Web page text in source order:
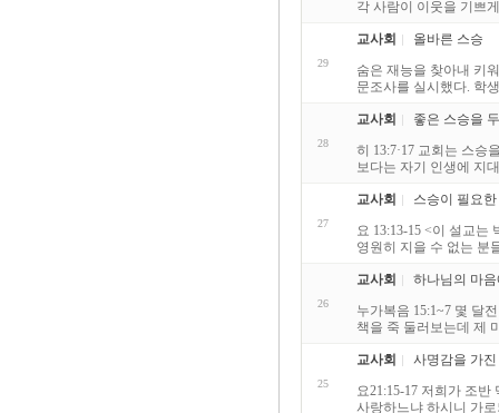
각 사람이 이웃을 기쁘
29
교사회
올바른 스승
숨은 재능을 찾아내 키
문조사를 실시했다. 학
28
교사회
좋은 스승을
히 13:7·17 교회는 스승
보다는 자기 인생에 지
27
교사회
스승이 필요
요 13:13-15 <이 설교
영원히 지을 수 없는 분
26
교사회
하나님의 마
누가복음 15:1~7 몇 달
책을 죽 둘러보는데 제
25
교사회
사명감을 가
요21:15-17 저희가 조
사랑하느냐 하시니 가